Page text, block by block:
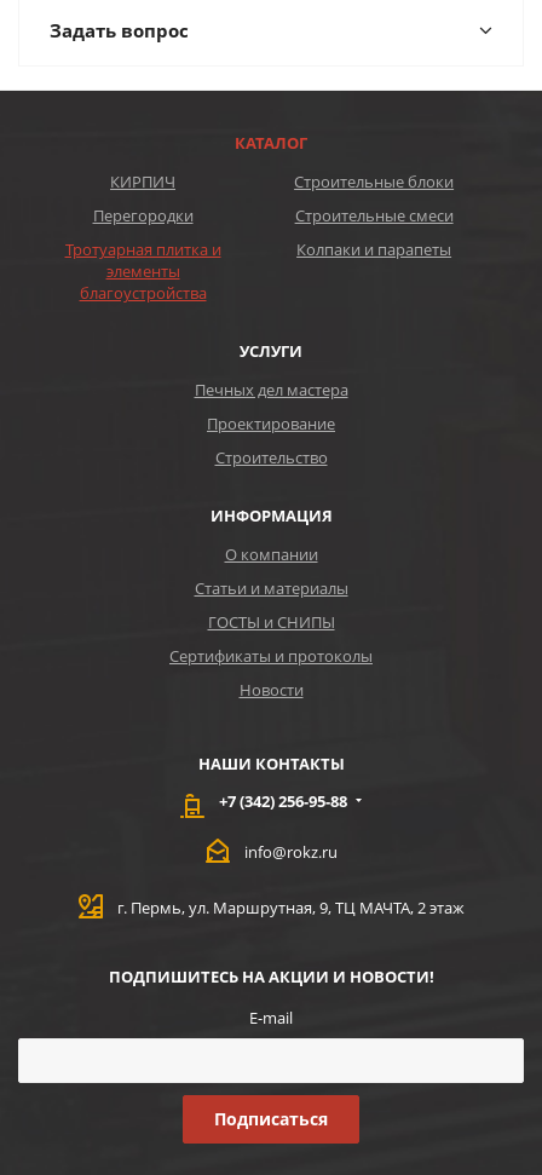
Задать вопрос
КАТАЛОГ
КИРПИЧ
Строительные блоки
Перегородки
Строительные смеси
Тротуарная плитка и
элементы
благоустройства
Колпаки и парапеты
УСЛУГИ
Печных дел мастера
Проектирование
Строительство
ИНФОРМАЦИЯ
О компании
Статьи и материалы
ГОСТЫ и СНИПЫ
Сертификаты и протоколы
Новости
НАШИ КОНТАКТЫ
+7 (342) 256-95-88
info@rokz.ru
г. Пермь, ул. Маршрутная, 9, ТЦ МАЧТА, 2 этаж
ПОДПИШИТЕСЬ НА АКЦИИ И НОВОСТИ!
E-mail